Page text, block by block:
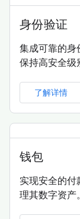
身份验证
集成可靠的身
保持高安全级
了解详情
钱包
实现安全的付
理其数字资产。